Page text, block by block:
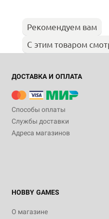
Рекомендуем вам
С этим товаром
ДОСТАВКА И ОПЛАТА
Способы оплаты
Службы доставки
Адреса магазинов
HOBBY GAMES
О магазине